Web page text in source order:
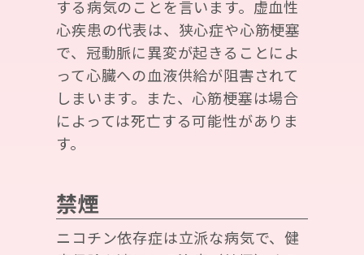
する病気のことを言います。虚血性
心疾患の代表は、狭心症や心筋梗塞
で、冠動脈に異変が起きることによ
って心臓への血液供給が阻害されて
しまいます。また、心筋梗塞は場合
によっては死亡する可能性がありま
す。
禁煙
ニコチン依存症は立派な病気で、健